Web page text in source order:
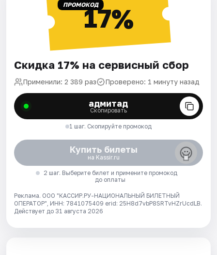
ПРОМОКОД17%
Скидка 17% на сервисный сбор
Применили: 2 389 раз Проверено: 1 минуту назад
адмитад
Скопировать
1 шаг. Скопируйте промокод
Купить билеты
на Kassir.ru
2 шаг. Выберите билет и примените промокод
до оплаты
Реклама. ООО "КАССИР.РУ-НАЦИОНАЛЬНЫЙ БИЛЕТНЫЙ
ОПЕРАТОР", ИНН: 7841075409 erid: 25H8d7vbP8SRTvHZrUcdLB.
Действует до 31 августа 2026